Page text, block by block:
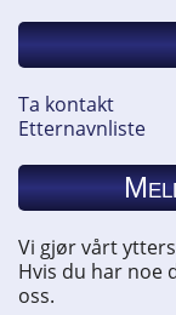
Ta kontakt
Etternavnliste
Vi gjør vårt
Hvis du har noe
oss.